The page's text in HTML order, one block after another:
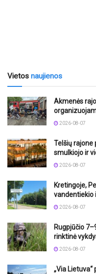
Vietos naujienos
Akmenės
2026-08-07
Telšių rajone
smulkiojo ir
2026-08-07
Kretingoje,
vandentiekio
2026-08-07
Rugpjūčio
rinktinė
2026-08-07
„Via